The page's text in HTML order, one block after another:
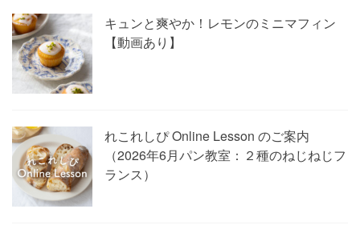
キュンと爽やか！レモンのミニマフィン
【動画あり】
れこれしぴ Online Lesson のご案内
（2026年6月パン教室：２種のねじねじフ
ランス）